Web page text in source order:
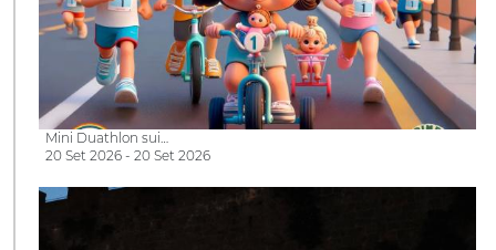
Mini Duathlon sui…
20 Set 2026 - 20 Set 2026